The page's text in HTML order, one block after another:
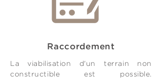
Raccordement
La viabilisation d'un terrain non
constructible est possible.